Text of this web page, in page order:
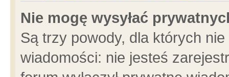
Nie mogę wysyłać
Są trzy powody, dla których
wiadomości: nie jesteś